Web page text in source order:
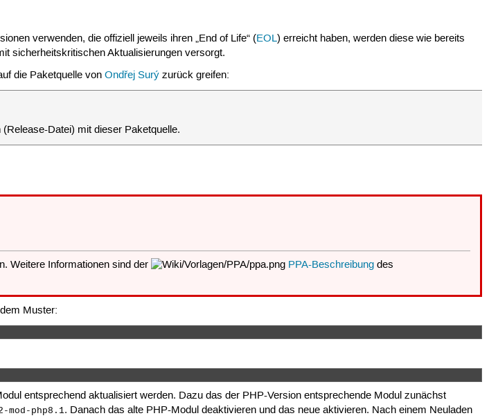
verwenden, die offiziell jeweils ihren „End of Life“ (EOL) erreicht haben, werden diese wie bereits
sicherheitskritischen Aktualisierungen versorgt.
die Paketquelle vonOndřej Surý zurück greifen:
Datei) mit dieser Paketquelle.
Weitere Informationen sind der PPA-Beschreibung des
Muster:
entsprechend aktualisiert werden. Dazu das der PHP-Version entsprechende Modul zunächst
php8.1. Danach das alte PHP-Modul deaktivieren und das neue aktivieren. Nach einem Neuladen